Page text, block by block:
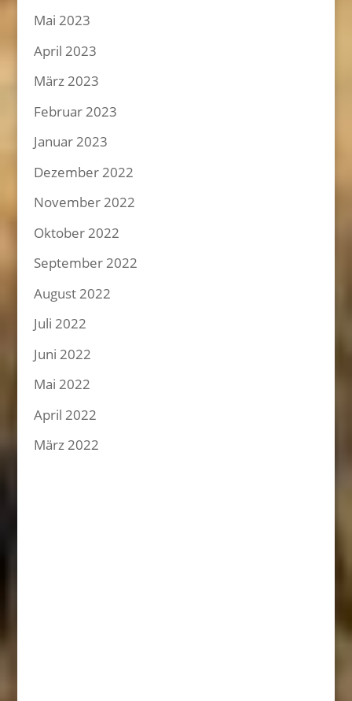
Mai 2023
April 2023
März 2023
Februar 2023
Januar 2023
Dezember 2022
November 2022
Oktober 2022
September 2022
August 2022
Juli 2022
Juni 2022
Mai 2022
April 2022
März 2022